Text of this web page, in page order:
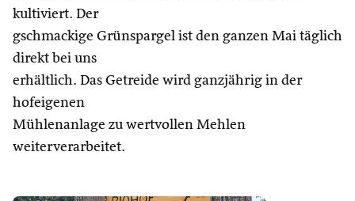
kultiviert. Der
gschmackige Grünspargel ist den ganzen Mai täglich
direkt bei uns
erhältlich. Das Getreide wird ganzjährig in der
hofeigenen
Mühlenanlage zu wertvollen Mehlen
weiterverarbeitet.